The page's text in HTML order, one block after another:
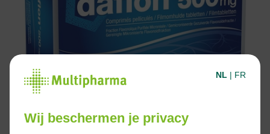
NL | FR
Wij beschermen je privacy